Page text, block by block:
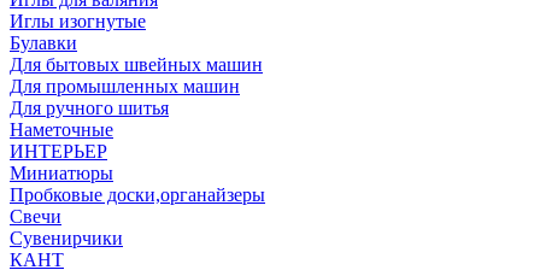
Иглы изогнутые
Булавки
Для бытовых швейных машин
Для промышленных машин
Для ручного шитья
Наметочные
ИНТЕРЬЕР
Миниатюры
Пробковые доски,органайзеры
Свечи
Сувенирчики
КАНТ